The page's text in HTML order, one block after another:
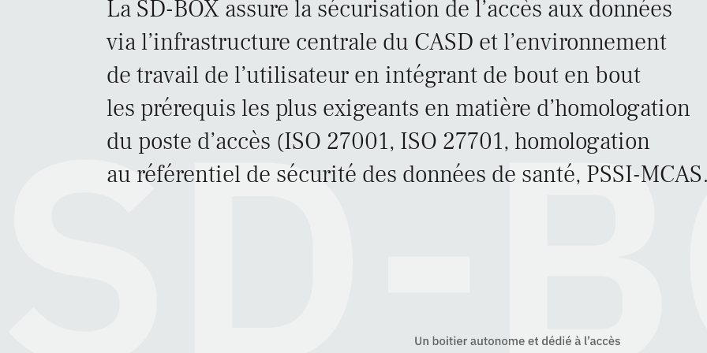
La SD-BOX assure la sécurisation de l’accès aux données
via l’infrastructure centrale du CASD et l’environnement
de travail de l’utilisateur en intégrant de bout en bout
les prérequis les plus exigeants en matière d’homologation
du poste d’accès (ISO 27001, ISO 27701, homologation
au référentiel de sécurité des données de santé, PSSI-